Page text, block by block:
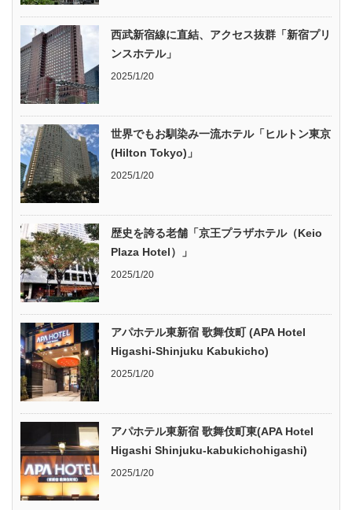
西武新宿線に直結、アクセス抜群「新宿プリ
ンスホテル」
2025/1/20
世界でもお馴染み一流ホテル「ヒルトン東京
(Hilton Tokyo)」
2025/1/20
歴史を誇る老舗「京王プラザホテル（Keio
Plaza Hotel）」
2025/1/20
アパホテル東新宿 歌舞伎町 (APA Hotel
Higashi-Shinjuku Kabukicho)
2025/1/20
アパホテル東新宿 歌舞伎町東(APA Hotel
Higashi Shinjuku-kabukichohigashi)
2025/1/20